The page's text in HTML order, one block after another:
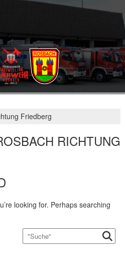
Friedberg
RICHTUNG
looking for. Perhaps searching